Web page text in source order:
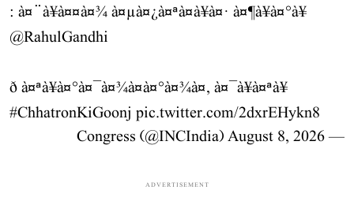
: à¤¨à¥à¤¤à¤¾ à¤µà¤¿à¤ªà¤à¥à¤· à¤¶à¥à¤°à¥
@RahulGandhi
ð à¤ªà¥à¤°à¤¯à¤¾à¤à¤°à¤¾à¤, à¤¯à¥à¤ªà¥
#ChhatronKiGoonj pic.twitter.com/2dxrEHykn8
— Congress (@INCIndia)
August 8, 2026
ADVERTISEMENT